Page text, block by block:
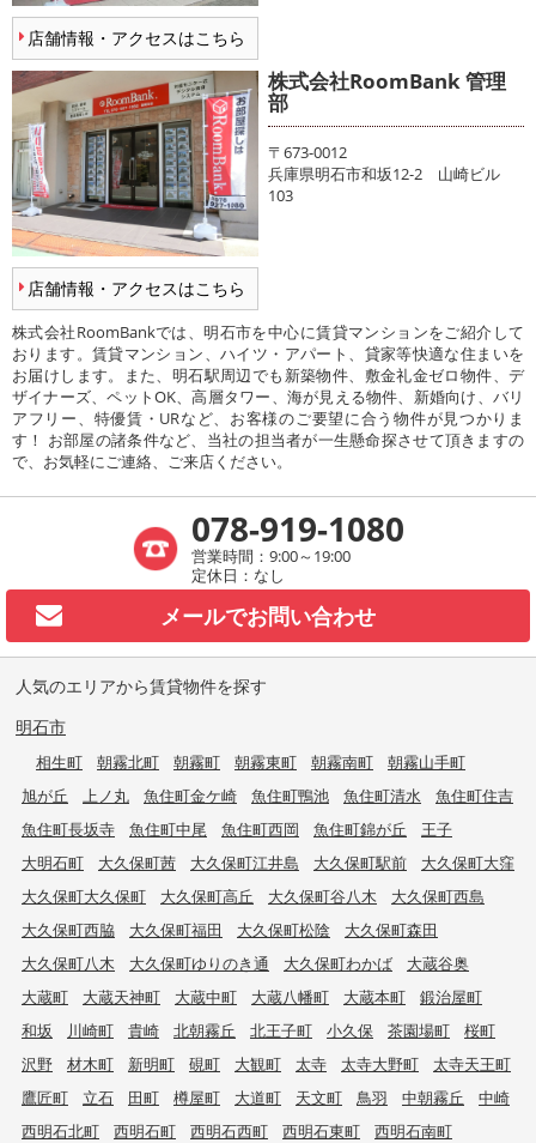
店舗情報・アクセスはこちら
店舗情報・アクセスはこちら
株式会社RoomBank 管理
部
〒673-0012
兵庫県明石市和坂12-2 山崎ビル
103
株式会社RoomBankでは、明石市を中心に賃貸マンションをご紹介して
おります。賃貸マンション、ハイツ・アパート、貸家等快適な住まいを
お届けします。また、明石駅周辺でも新築物件、敷金礼金ゼロ物件、デ
ザイナーズ、ペットOK、高層タワー、海が見える物件、新婚向け、バリ
アフリー、特優賃・URなど、お客様のご要望に合う物件が見つかりま
す！ お部屋の諸条件など、当社の担当者が一生懸命探させて頂きますの
で、お気軽にご連絡、ご来店ください。
078-919-1080
営業時間：9:00～19:00
定休日：なし
メールでお問い合わせ
人気のエリアから賃貸物件を探す
明石市
相生町 朝霧北町 朝霧町 朝霧東町 朝霧南町
朝霧山手町
旭が丘
上ノ丸 魚住町金ケ崎 魚住町鴨池 魚住町清水
魚住町住吉
魚住町長坂寺
魚住町中尾 魚住町西岡 魚住町錦が丘
王子
大明石町
大久保町茜 大久保町江井島 大久保町駅前
大久保町大窪
大久保町大久保町
大久保町高丘 大久保町谷八木
大久保町西島
大久保町西脇
大久保町福田 大久保町松陰
大久保町森田
大久保町八木
大久保町ゆりのき通 大久保町わかば
大蔵谷奥
大蔵町
大蔵天神町 大蔵中町 大蔵八幡町 大蔵本町
鍛治屋町
和坂
川崎町 貴崎 北朝霧丘 北王子町 小久保 茶園場町
桜町
沢野
材木町 新明町 硯町 大観町 太寺 太寺大野町
太寺天王町
鷹匠町
立石 田町 樽屋町 大道町 天文町 鳥羽 中朝霧丘
中崎
西明石北町
西明石町 西明石西町 西明石東町
西明石南町